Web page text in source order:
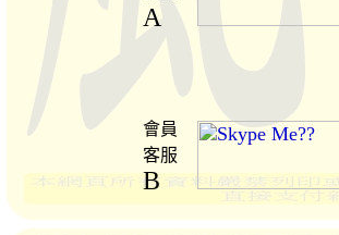
A
會員
客服
B